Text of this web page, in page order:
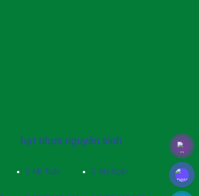
hạt nhựa nguyên sinh
Mr. Tuấn Ms.Ngân